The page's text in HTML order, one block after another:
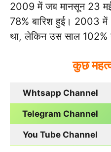
2009 में जब मानसून 23
78% बारिश हुई। 2003
था, लेकिन उस साल 102%
कुछ
Whtsapp Channel
Telegram Channel
You Tube Channel